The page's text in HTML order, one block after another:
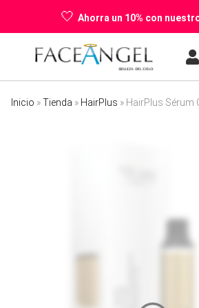
🤍 Ahorra un 10% con
Inicio »Tienda » HairPlus » HairPlus Sérum